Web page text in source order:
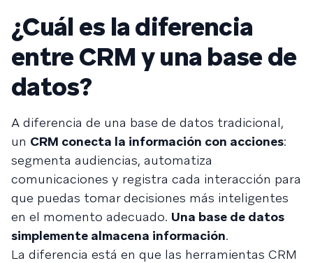
¿Cuál es la diferencia
entre CRM y una base de
datos?
A diferencia de una base de datos tradicional,
un CRM conecta la información con acciones:
segmenta audiencias, automatiza
comunicaciones y registra cada interacción para
que puedas tomar decisiones más inteligentes
en el momento adecuado. Una base de datos
simplemente almacena información.
La diferencia está en que las herramientas CRM